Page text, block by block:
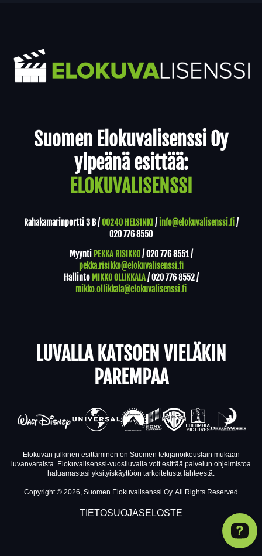
Suomen Elokuvalisenssi Oy
ylpeänä esittää:
ELOKUVALISENSSI
Rahakamarinportti 3 B /00240 HELSINKI / info@elokuvalisenssi.fi/
020 776 8550
Myynti PEKKA RISIKKO/020 776 8551/
pekka.risikko@elokuvalisenssi.fi
Hallinto MIKKO OLLIKKALA/020 776 8552/
mikko.ollikkala@elokuvalisenssi.fi
LUVALLA KATSOEN VIELÄKIN
PAREMPAA
Elokuvan julkinen esittäminen on Suomen tekijänoikeuslain mukaan
luvanvaraista. Elokuvalisenssi-vuosiluvalla voit esittää palvelun ohjelmistoa
haluamastasi yksityiskäyttöön tarkoitetusta lähteestä.
Copyright © 2026, Suomen Elokuvalisenssi Oy. All Rights Reserved
TIETOSUOJASELOSTE